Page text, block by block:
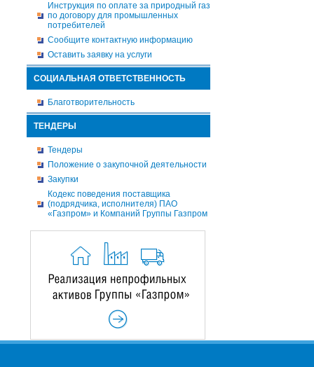
Инструкция по оплате за природный газ
по договору для промышленных
потребителей
Сообщите контактную информацию
Оставить заявку на услуги
СОЦИАЛЬНАЯ ОТВЕТСТВЕННОСТЬ
Благотворительность
ТЕНДЕРЫ
Тендеры
Положение о закупочной деятельности
Закупки
Кодекс поведения поставщика
(подрядчика, исполнителя) ПАО
«Газпром» и Компаний Группы Газпром